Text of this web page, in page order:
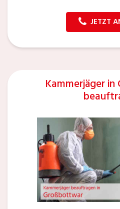
JETZT
Kammerjäger